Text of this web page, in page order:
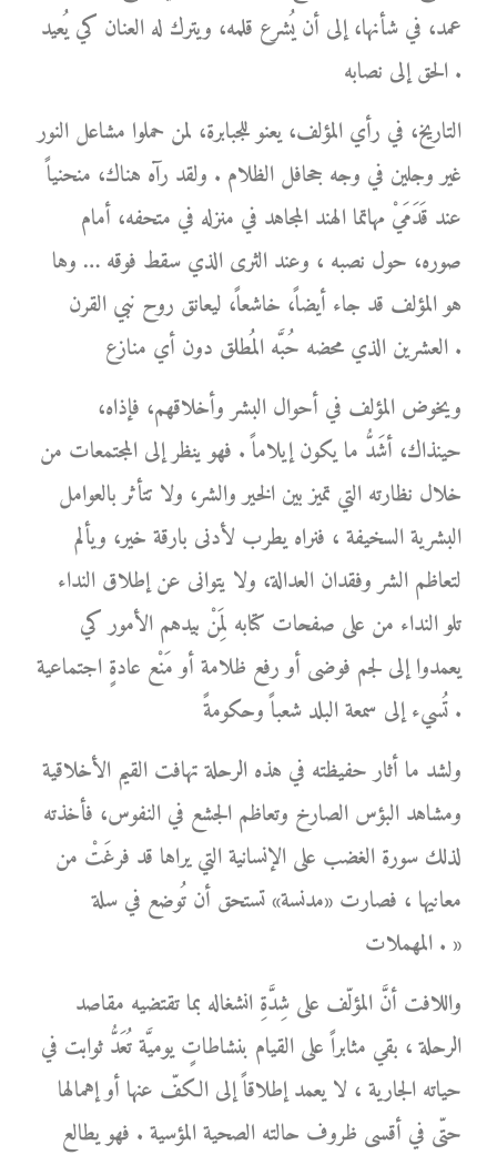
عمد، في شأنها، إلى أن يُشرع قلمه، ويترك له العنان كي يُعيد
الحق إلى نصابه .
التاريخ، في رأي المؤلف، يعنو للجبابرة، لمن حملوا مشاعل النور
غير وجلين في وجه جحافل الظلام . ولقد رآه هناك، منحنياً
عند قَدَمَيْ مهاتما الهند المجاهد في منزله في متحفه، أمام
صوره، حول نصبه ، وعند الثرى الذي سقط فوقه … وها
هو المؤلف قد جاء أيضاً، خاشعاً، ليعانق روح نبي القرن
العشرين الذي محضه حُبَّه المُطلق دون أي منازع .
ويخوض المؤلف في أحوال البشر وأخلاقهم، فإذاه،
حينذاك، أشَدُّ ما يكون إيلاماً . فهو ينظر إلى المجتمعات من
خلال نظارته التي تميز بين الخير والشر، ولا تتأثر بالعوامل
البشرية السخيفة ، فنراه يطرب لأدنى بارقة خير، ويألم
لتعاظم الشر وفقدان العدالة، ولا يتوانى عن إطلاق النداء
تلو النداء من على صفحات كتابه لِمَنْ بيدهم الأمور كي
يعمدوا إلى لجم فوضى أو رفع ظلامة أو مَنْع عادةٍ اجتماعية
تُسيء إلى سمعة البلد شعباً وحكومةً .
ولشد ما أثار حفيظته في هذه الرحلة تهافت القيم الأخلاقية
ومشاهد البؤس الصارخ وتعاظم الجشع في النفوس، فأخذته
لذلك سورة الغضب على الإنسانية التي يراها قد فرغَتْ من
معانيها ، فصارت «مدنسة» تستحق أن تُوضع في سلة
المهملات . »
واللافت أنَّ المؤلّف على شِدَّةِ انشغاله بما تقتضيه مقاصد
الرحلة ، بقي مثابراً على القيام بنشاطاتٍ يوميَّة تُعَدُّ ثوابت في
حياته الجارية ، لا يعمد إطلاقاً إلى الكفّ عنها أو إهمالها
حتّى في أقسى ظروف حالته الصحية المؤسية . فهو يطالع